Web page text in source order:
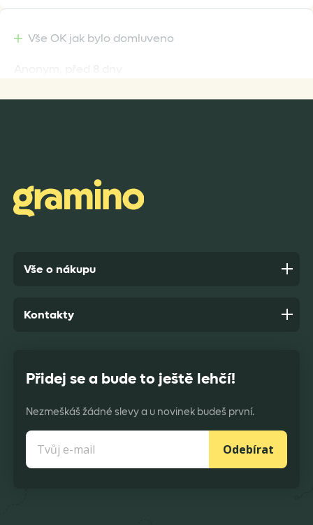
Vše OK jak bylo domluveno
Anonym,před 9 dny
Vše o nákupu
Přidej se a bude to ještě lehčí!
Nezmeškáš žádné slevy a u novinek budeš první.
Odebírat
Kontakty